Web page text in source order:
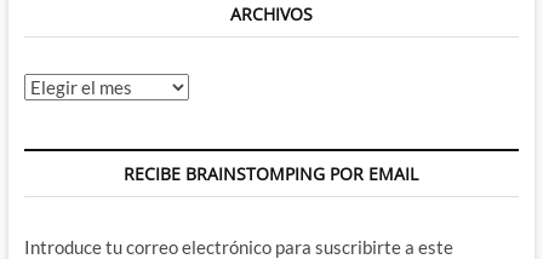
ARCHIVOS
Archivos
RECIBE BRAINSTOMPING POR EMAIL
Introduce tu correo electrónico para suscribirte a este